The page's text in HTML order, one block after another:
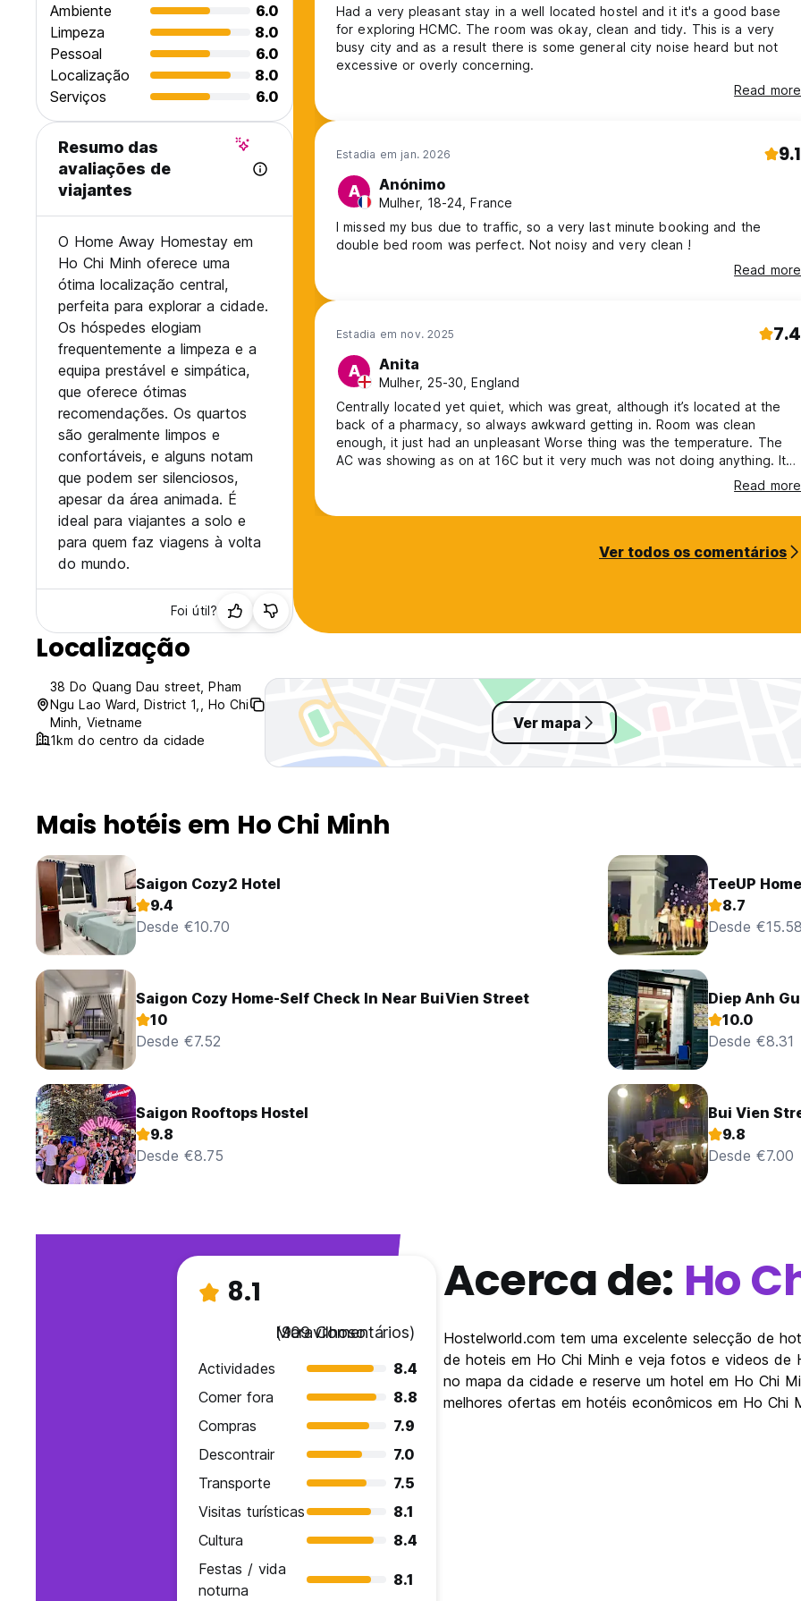
Ambiente
6.0
Limpeza
8.0
Pessoal
6.0
Localização
8.0
Serviços
6.0
Resumo das
avaliações de
viajantes
O Home Away Homestay em
Ho Chi Minh oferece uma
ótima localização central,
perfeita para explorar a cidade.
Os hóspedes elogiam
frequentemente a limpeza e a
equipa prestável e simpática,
que oferece ótimas
recomendações. Os quartos
são geralmente limpos e
confortáveis, e alguns notam
que podem ser silenciosos,
apesar da área animada. É
ideal para viajantes a solo e
para quem faz viagens à volta
do mundo.
Foi útil?
Had a very pleasant stay in a well located hostel and it it's a good base
for exploring HCMC. The room was okay, clean and tidy. This is a very
busy city and as a result there is some general city noise heard but not
excessive or overly concerning.
Read more
Estadia em jan. 2026 9.1
A Anónimo
Mulher, 18-24, France
I missed my bus due to traffic, so a very last minute booking and the
double bed room was perfect. Not noisy and very clean !
Read more
Estadia em nov. 2025 7.4
A Anita
Mulher, 25-30, England
Centrally located yet quiet, which was great, although it’s located at the
back of a pharmacy, so always awkward getting in. Room was clean
enough, it just had an unpleasant Worse thing was the temperature. The
AC was showing as on at 16C but it very much was not doing anything. It
was super hot at all times and I had my personal handheld fan on me at all
times to be able to cope. Other than that I was looking for a break after
busy hostel life and this was ok.
Read more
Ver todos os comentários
Localização
38 Do Quang Dau street, Pham
Ngu Lao Ward, District 1,, Ho Chi
Minh, Vietname
1km do centro da cidade
Ver mapa
Mais hotéis em Ho Chi Minh
Saigon Cozy2 Hotel
9.4
Desde €10.70
TeeUP Home
8.7
Desde
Saigon Cozy Home-Self Check In Near BuiVien Street
10
Desde €7.52
Diep Anh
10.0
Desde €8.31
Saigon Rooftops Hostel
9.8
Desde €8.75
Bui Vien
9.8
Desde €7.00
8.1
Maravilhoso
(909 Comentários)
Actividades
8.4
Comer fora
8.8
Compras
7.9
Descontrair
7.0
Transporte
7.5
Visitas turísticas
8.1
Cultura
8.4
Festas / vida
noturna
8.1
Acerca de: Ho
Hostelworld.com tem uma excelente selecção de
de hoteis em Ho Chi Minh e veja fotos e videos de
no mapa da cidade e reserve um hotel em Ho Chi
melhores ofertas em hotéis econômicos em Ho Chi